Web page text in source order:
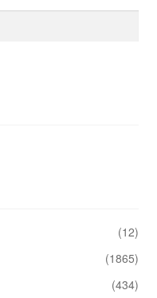
(12)
(1865)
(434)